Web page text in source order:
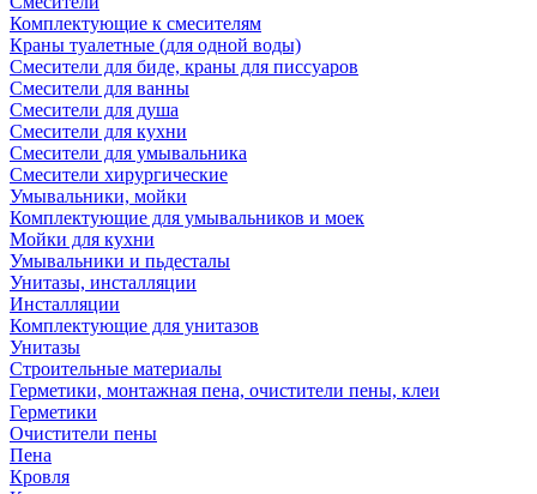
Комплектующие к смесителям
Краны туалетные (для одной воды)
Смесители для биде, краны для писсуаров
Смесители для ванны
Смесители для душа
Смесители для кухни
Смесители для умывальника
Смесители хирургические
Умывальники, мойки
Комплектующие для умывальников и моек
Мойки для кухни
Умывальники и пьдесталы
Унитазы, инсталляции
Инсталляции
Комплектующие для унитазов
Унитазы
Строительные материалы
Герметики, монтажная пена, очистители пены, клеи
Герметики
Очистители пены
Пена
Кровля